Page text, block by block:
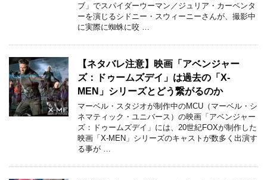
ブ」でスパイダーウーマン／ジュリア・カーペンタ
ーを演じるシドニー・スウィーニーさんが、撮影中
に実際に蜘蛛に咬 …
【ネタバレ注意】映画「アベンジャー
ズ：ドゥームズデイ」は過去の「X-
MEN」シリーズとどう繋がるのか
マーベル・スタジオが制作中のMCU（マーベル・シ
ネマティック・ユニバース）の映画「アベンジャー
ズ：ドゥームズデイ」には、20世紀FOXが制作した
映画「X-MEN」シリーズのキャストが数多く出演す
る事が …